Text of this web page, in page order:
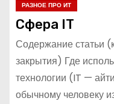
РАЗНОЕ ПРО ИТ
Сфера IT
Содержание статьи
закрытия) Где
технологии (IT —
обычному человеку